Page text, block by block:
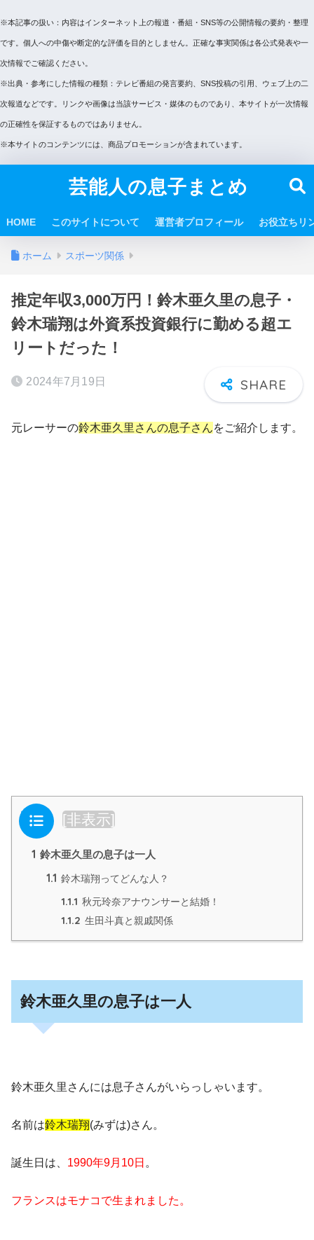
※本記事の扱い：内容はインターネット上の報道・番組・SNS等の公開情報の要約・整理
です。個人への中傷や断定的な評価を目的としません。正確な事実関係は各公式発表や一
次情報でご確認ください。
※出典・参考にした情報の種類：テレビ番組の発言要約、SNS投稿の引用、ウェブ上の二
次報道などです。リンクや画像は当該サービス・媒体のものであり、本サイトが一次情報
の正確性を保証するものではありません。
※本サイトのコンテンツには、商品プロモーションが含まれています。
芸能人の息子まとめ
HOME このサイトについて 運営者プロフィール お役立ちリ
ホーム スポーツ関係
推定年収3,000万円！鈴木亜久里の息子・
鈴木瑞翔は外資系投資銀行に勤める超エ
リートだった！
2024年7月19日
元レーサーの鈴木亜久里さんの息子さんをご紹介します。
目次 [非表示]
1 鈴木亜久里の息子は一人
1.1 鈴木瑞翔ってどんな人？
1.1.1 秋元玲奈アナウンサーと結婚！
1.1.2 生田斗真と親戚関係
鈴木亜久里の息子は一人
鈴木亜久里さんには息子さんがいらっしゃいます。
名前は鈴木瑞翔(みずは)さん。
誕生日は、 1990年9月10日 。
フランスはモナコで生まれました。